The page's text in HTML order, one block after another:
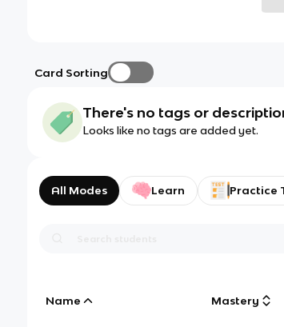
Card Sorting
There's no tags or
Looks like no tags are added yet.
All Modes Learn Practice
Name Mastery